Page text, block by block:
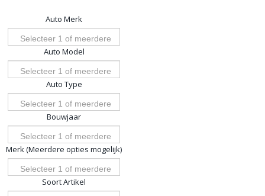
Auto Merk
Selecteer 1 of meerdere
opties
Auto Model
Selecteer 1 of meerdere
opties
Auto Type
Selecteer 1 of meerdere
opties
Bouwjaar
Selecteer 1 of meerdere
opties
Merk (Meerdere opties mogelijk)
Selecteer 1 of meerdere
opties
Soort Artikel